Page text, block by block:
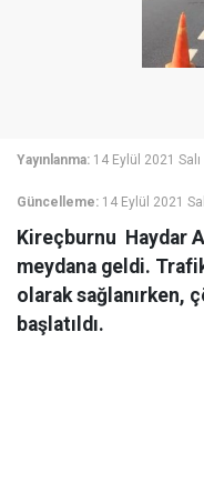
Yayınlanma: 14 Eylül 2021
Güncelleme: 14 Eylül 2021
Kireçburnu Haydar
meydana geldi.
olarak sağlanırken,
başlatıldı.